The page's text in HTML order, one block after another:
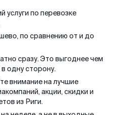
услуги по перевозке
по сравнению от и до
сразу. Это выгоднее чем
одну сторону.
внимание на лучшие
акции, скидки и
из Риги.